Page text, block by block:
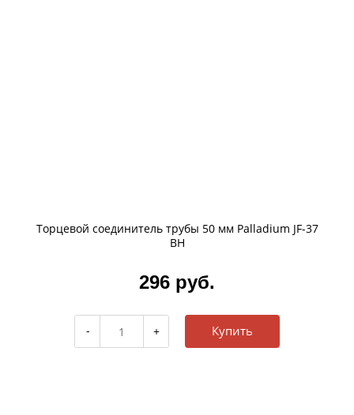
Торцевой соединитель трубы 50 мм Palladium JF-37
BH
296 руб.
Купить